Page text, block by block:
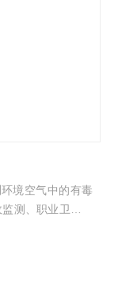
境空气中的有毒
测、职业卫生场